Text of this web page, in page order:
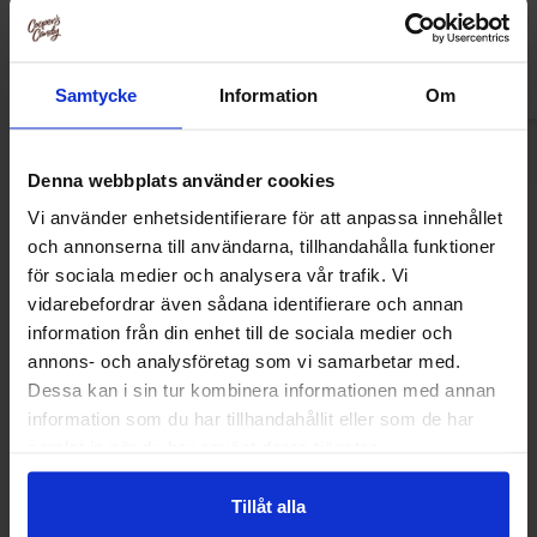
Samtycke Information Om
Denna webbplats använder cookies
Vi använder enhetsidentifierare för att anpassa innehållet
och annonserna till användarna, tillhandahålla funktioner
för sociala medier och analysera vår trafik. Vi
vidarebefordrar även sådana identifierare och annan
information från din enhet till de sociala medier och
annons- och analysföretag som vi samarbetar med.
Dessa kan i sin tur kombinera informationen med annan
information som du har tillhandahållit eller som de har
Tillåt alla
Køb
Andre kunne lide
-44%